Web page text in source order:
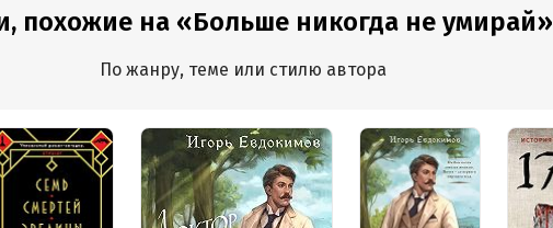
Ахматовой
похожие на «Больше никогда не умирай»
По жанру, теме или стилю автора